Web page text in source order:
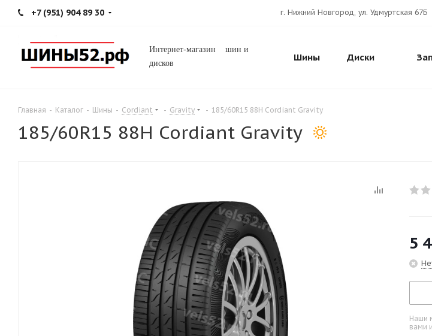
+7 (951) 904 89 30 г. Нижний Новгород, ул. Удмуртская 67Б
Интернет-магазин шин и
дисков
Шины Диски
Главная - Каталог - Шины - Cordiant - Gravity - 185/60R15 88H Cordiant Gravity
185/60R15 88H Cordiant Gravity
5
Наши
вами